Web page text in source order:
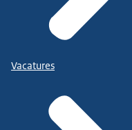
Vacatures